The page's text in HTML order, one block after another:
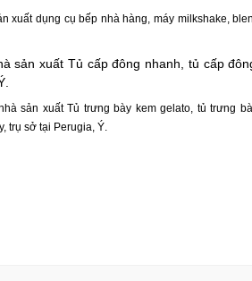
xuất dụng cụ bếp nhà hàng, máy milkshake,
sản xuất Tủ cấp đông nhanh, tủ cấp
sản xuất Tủ trưng bày kem gelato, tủ trưng
trụ sở tại Perugia, Ý.